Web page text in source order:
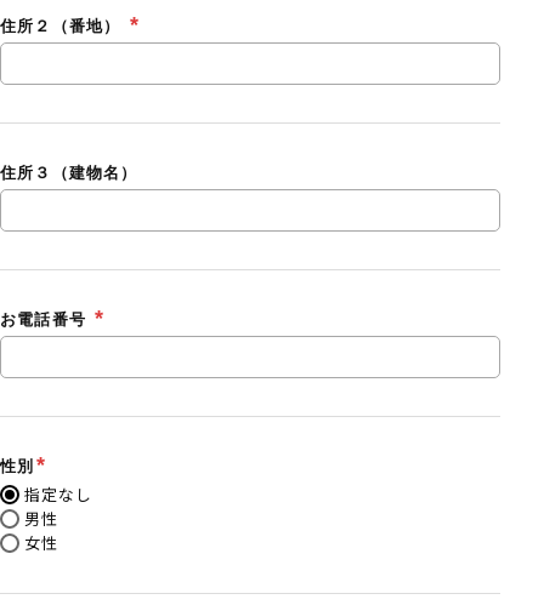
住所２（番地）
住所３（建物名）
お電話番号
性別
指定なし
男性
女性